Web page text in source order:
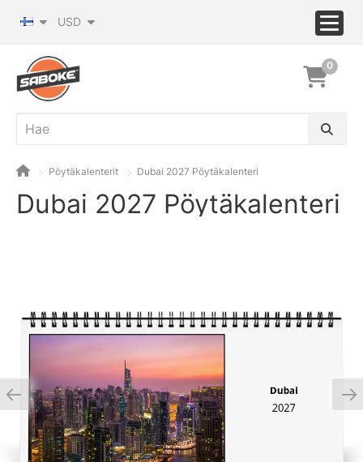
USD
0
Pöytäkalenterit Dubai 2027 Pöytäkalenteri
Dubai 2027 Pöytäkalenteri